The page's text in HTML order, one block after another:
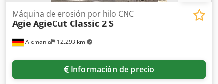
Alemania 12.293 km
Máquina de erosión por hilo CNC
Agie AgieCut Classic 2 S
Información de precio